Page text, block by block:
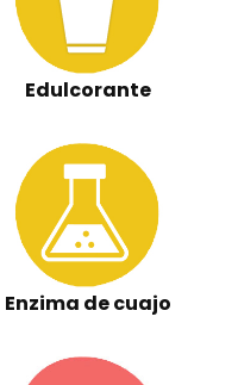
Edulcorante
Enzima de cuajo